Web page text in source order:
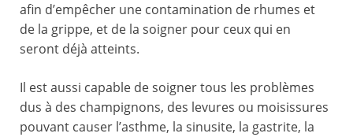
afin d’empêcher une contamination de rhumes et
de la grippe, et de la soigner pour ceux qui en
seront déjà atteints.
Il est aussi capable de soigner tous les problèmes
dus à des champignons, des levures ou moisissures
pouvant causer l’asthme, la sinusite, la gastrite, la